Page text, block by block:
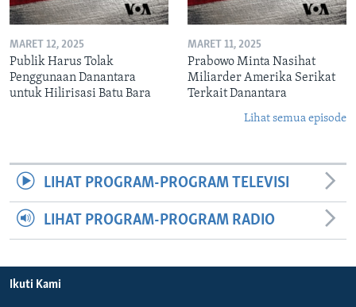
MARET 12, 2025
Publik Harus Tolak
Penggunaan Danantara
untuk Hilirisasi Batu Bara
MARET 11, 2025
Prabowo Minta Nasihat
Miliarder Amerika Serikat
Terkait Danantara
Lihat semua episode
LIHAT PROGRAM-PROGRAM TELEVISI
LIHAT PROGRAM-PROGRAM RADIO
Ikuti Kami